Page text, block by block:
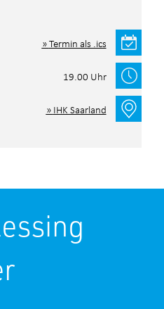
Termin als .ics
19.00 Uhr
IHK Saarland